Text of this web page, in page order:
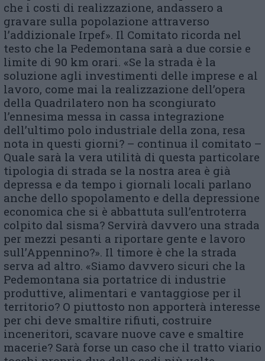
che i costi di realizzazione, andassero a
gravare sulla popolazione attraverso
l’addizionale Irpef». Il Comitato ricorda nel
testo che la Pedemontana sarà a due corsie e
limite di 90 km orari. «Se la strada è la
soluzione agli investimenti delle imprese e al
lavoro, come mai la realizzazione dell’opera
della Quadrilatero non ha scongiurato
l’ennesima messa in cassa integrazione
dell’ultimo polo industriale della zona, resa
nota in questi giorni? – continua il comitato –
Quale sarà la vera utilità di questa particolare
tipologia di strada se la nostra area è già
depressa e da tempo i giornali locali parlano
anche dello spopolamento e della depressione
economica che si è abbattuta sull’entroterra
colpito dal sisma? Servirà davvero una strada
per mezzi pesanti a riportare gente e lavoro
sull’Appennino?». Il timore è che la strada
serva ad altro. «Siamo davvero sicuri che la
Pedemontana sia portatrice di industrie
produttive, alimentari e vantaggiose per il
territorio? O piuttosto non apporterà interesse
per chi deve smaltire rifiuti, costruire
inceneritori, scavare nuove cave e smaltire
macerie? Sarà forse un caso che il tratto viario